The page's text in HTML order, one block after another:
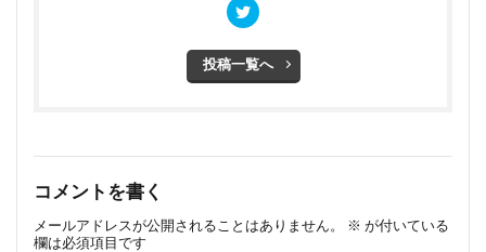
投稿一覧へ
コメントを書く
メールアドレスが公開されることはありません。 ※ が付いている
欄は必須項目です